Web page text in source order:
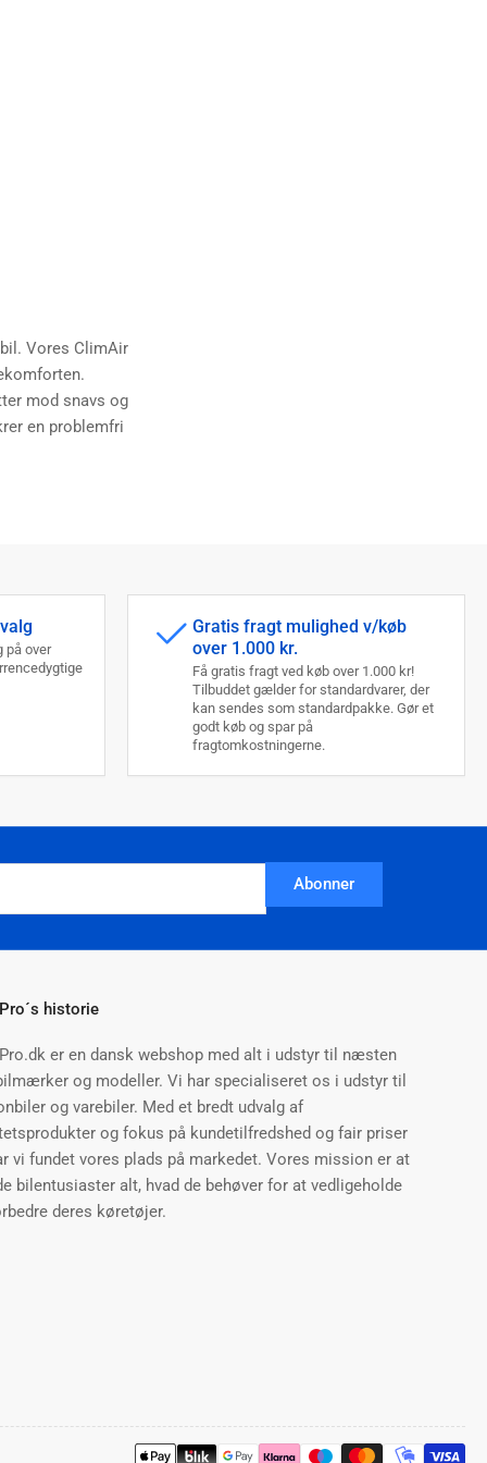
Vores ClimAir
mod snavs og
en problemfri
på over
Gratis fragt mulighed v/køb
over 1.000 kr.
Få gratis fragt ved køb over 1.000 kr!
Tilbuddet gælder for standardvarer, der
kan sendes som standardpakke. Gør et
godt køb og spar på
fragtomkostningerne.
Abonner
historie
er en dansk webshop med alt i udstyr til næsten
og modeller. Vi har specialiseret os i udstyr til
og varebiler. Med et bredt udvalg af
og fokus på kundetilfredshed og fair priser
vi fundet vores plads på markedet. Vores mission er at
bilentusiaster alt, hvad de behøver for at vedligeholde
deres køretøjer.